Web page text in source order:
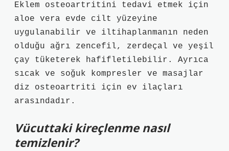
Eklem osteoartritini tedavi etmek için
aloe vera evde cilt yüzeyine
uygulanabilir ve iltihaplanmanın neden
olduğu ağrı zencefil, zerdeçal ve yeşil
çay tüketerek hafifletilebilir. Ayrıca
sıcak ve soğuk kompresler ve masajlar
diz osteoartriti için ev ilaçları
arasındadır.
Vücuttaki kireçlenme nasıl
temizlenir?